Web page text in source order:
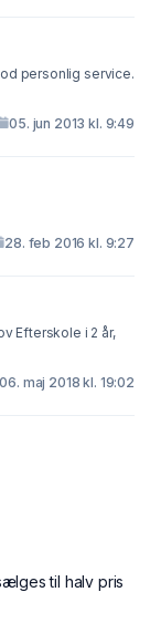
personlig service.
05. jun 2013 kl. 9:49
28. feb 2016 kl. 9:27
Efterskole i 2 år,
06. maj 2018 kl. 19:02
til halv pris